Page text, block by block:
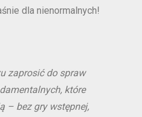
dla nienormalnych!
zaprosić do spraw
które
– bez gry wstępnej,